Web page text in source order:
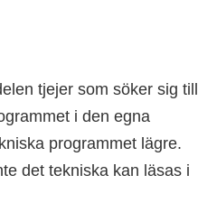
tjejer som söker sig till
i den egna
programmet lägre.
det tekniska kan läsas i